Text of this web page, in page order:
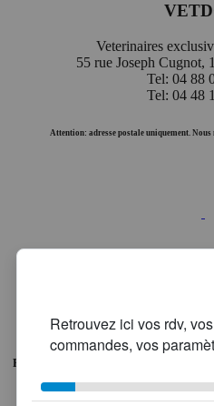
Veterinaires
55 rue Joseph
Tel: 04 88
Tel: 04 48
Attention: adresse postale uniquement. Nous
Mentions légales|Politique
Pas de pub, pas de pistage.
Chez
traceur analytique, aucune revente de
vous et nous — ici, seul